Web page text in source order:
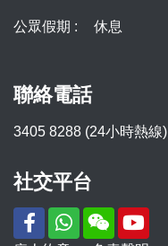
公眾假期 : 休息
聯絡電話
3405 8288 (24小時熱線)
社交平台